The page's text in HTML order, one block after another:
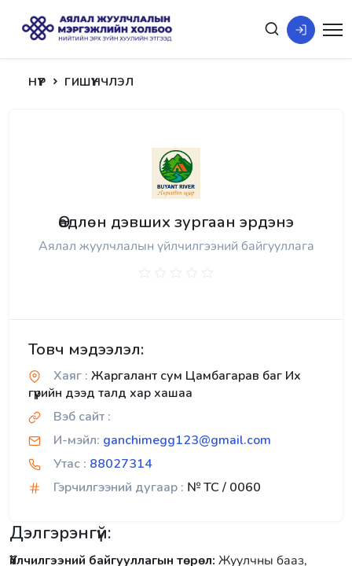
НҮҮР ГИШҮҮНЧЛЭЛ
Өөдлөн дэвших зургаан эрдэнэ
Аялал жуулчлалын үйлчилгээний байгууллага
Товч мэдээлэл:
Хаяг : Жаргалант сум Цамбагарав баг Их
гүүрийн дээд талд хар хашаа
Вэб сайт :
И-мэйл: ganchimegg123@gmail.com
Утас : 88027314
Гэрчилгээний дугаар : № TC / 0060
Дэлгэрэнгүй:
Үйлчилгээний байгууллагын төрөл: Жуулчны бааз,